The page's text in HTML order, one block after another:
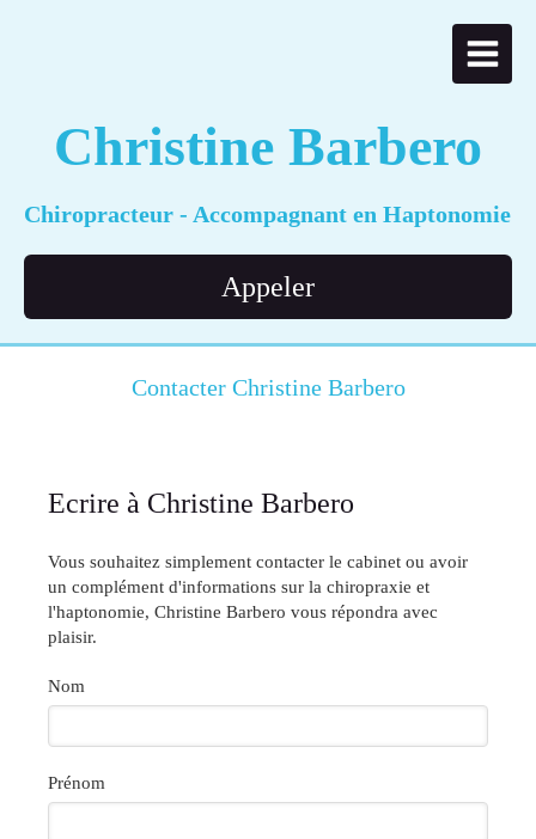
Christine Barbero
Chiropracteur - Accompagnant en Haptonomie
Appeler
Contacter Christine Barbero
Ecrire à Christine Barbero
Vous souhaitez simplement contacter le cabinet ou avoir
un complément d'informations sur la chiropraxie et
l'haptonomie, Christine Barbero vous répondra avec
plaisir.
Nom
Prénom